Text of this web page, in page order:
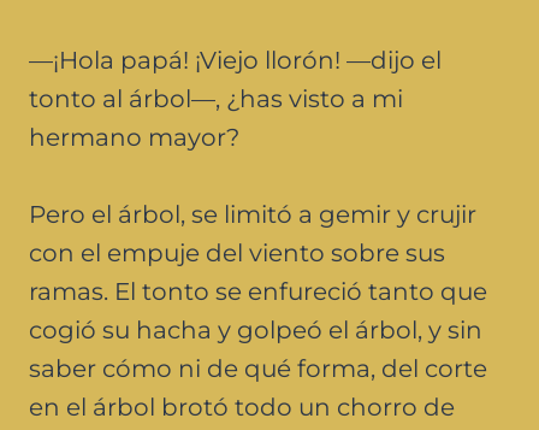
—¡Hola papá! ¡Viejo llorón! —dijo el
tonto al árbol—, ¿has visto a mi
hermano mayor?
Pero el árbol, se limitó a gemir y crujir
con el empuje del viento sobre sus
ramas. El tonto se enfureció tanto que
cogió su hacha y golpeó el árbol, y sin
saber cómo ni de qué forma, del corte
en el árbol brotó todo un chorro de